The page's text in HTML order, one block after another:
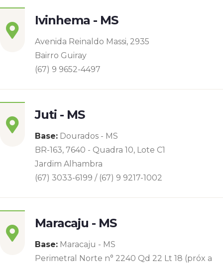
Ivinhema - MS
Avenida Reinaldo Massi, 2935
Bairro Guiray
(67) 9 9652-4497
Juti - MS
Base: Dourados - MS
BR-163, 7640 - Quadra 10, Lote C1
Jardim Alhambra
(67) 3033-6199 / (67) 9 9217-1002
Maracaju - MS
Base: Maracaju - MS
Perimetral Norte n° 2240 Qd 22 Lt 18 (próx a